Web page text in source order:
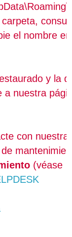
el nombre en
y la
a nuestra
con nuestra
(véase